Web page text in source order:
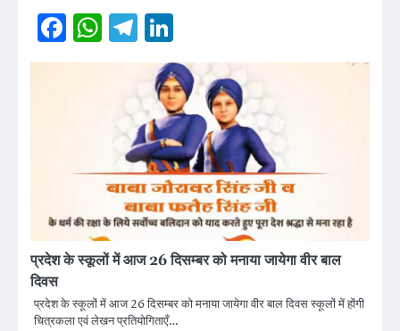
Facebook
WhatsApp
Telegram
प्रदेश के स्कूलों में आज 26 दिसम्बर को मनाया जायेगा वीर बाल
दिवस
प्रदेश के स्कूलों में आज 26 दिसम्बर को मनाया जायेगा वीर बाल दिवस स्कूलों में होंगी
चित्रकला एवं लेखन प्रतियोगिताएँ…